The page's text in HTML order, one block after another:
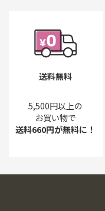
送料無料
5,500円以上の
お買い物で
送料660円が無料に！